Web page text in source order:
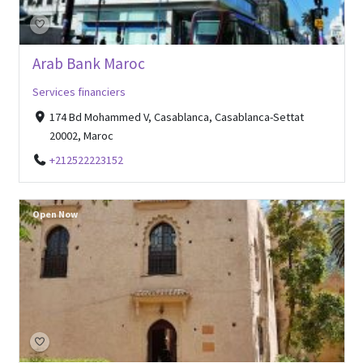
Arab Bank Maroc
Services financiers
174 Bd Mohammed V, Casablanca, Casablanca-Settat
20002, Maroc
+212522223152
Open Now